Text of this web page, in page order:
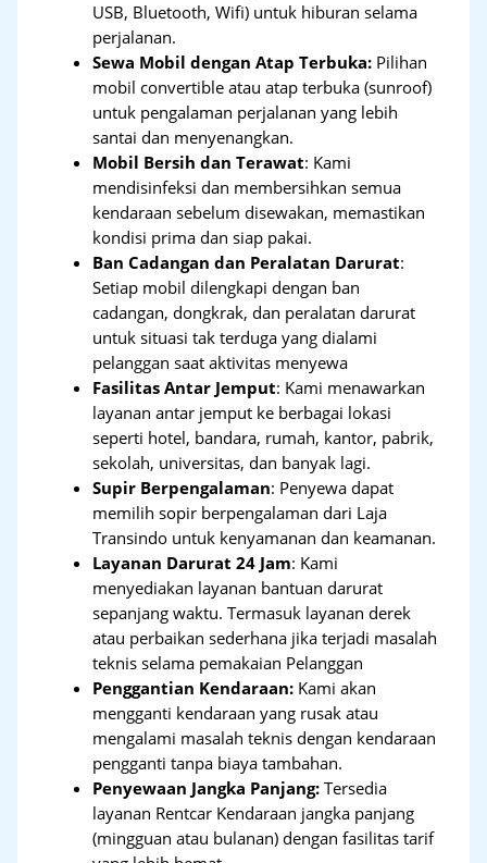
USB, Bluetooth, Wifi) untuk hiburan selama
perjalanan.
Sewa Mobil dengan Atap Terbuka: Pilihan
mobil convertible atau atap terbuka (sunroof)
untuk pengalaman perjalanan yang lebih
santai dan menyenangkan.
Mobil Bersih dan Terawat: Kami
mendisinfeksi dan membersihkan semua
kendaraan sebelum disewakan, memastikan
kondisi prima dan siap pakai.
Ban Cadangan dan Peralatan Darurat:
Setiap mobil dilengkapi dengan ban
cadangan, dongkrak, dan peralatan darurat
untuk situasi tak terduga yang dialami
pelanggan saat aktivitas menyewa
Fasilitas Antar Jemput: Kami menawarkan
layanan antar jemput ke berbagai lokasi
seperti hotel, bandara, rumah, kantor, pabrik,
sekolah, universitas, dan banyak lagi.
Supir Berpengalaman: Penyewa dapat
memilih sopir berpengalaman dari Laja
Transindo untuk kenyamanan dan keamanan.
Layanan Darurat 24 Jam: Kami
menyediakan layanan bantuan darurat
sepanjang waktu. Termasuk layanan derek
atau perbaikan sederhana jika terjadi masalah
teknis selama pemakaian Pelanggan
Penggantian Kendaraan: Kami akan
mengganti kendaraan yang rusak atau
mengalami masalah teknis dengan kendaraan
pengganti tanpa biaya tambahan.
Penyewaan Jangka Panjang: Tersedia
layanan Rentcar Kendaraan jangka panjang
(mingguan atau bulanan) dengan fasilitas tarif